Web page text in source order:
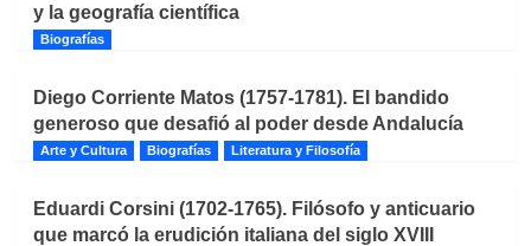
y la geografía científica
Biografías
Diego Corriente Matos (1757-1781). El bandido
generoso que desafió al poder desde Andalucía
Arte y Cultura Biografías Literatura y Filosofía
Eduardi Corsini (1702-1765). Filósofo y anticuario
que marcó la erudición italiana del siglo XVIII